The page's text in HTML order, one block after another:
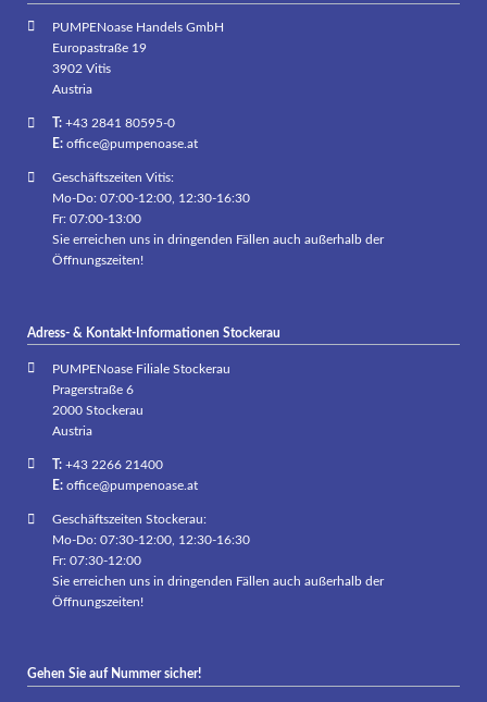
PUMPENoase Handels GmbH
Europastraße 19
3902 Vitis
Austria
T:+43 2841 80595-0
E: office@pumpenoase.at
Geschäftszeiten Vitis:
Mo-Do: 07:00-12:00, 12:30-16:30
Fr: 07:00-13:00
Sie erreichen uns in dringenden Fällen auch außerhalb der
Öffnungszeiten!
Adress- & Kontakt-Informationen Stockerau
PUMPENoase Filiale Stockerau
Pragerstraße 6
2000 Stockerau
Austria
T:+43 2266 21400
E: office@pumpenoase.at
Geschäftszeiten Stockerau:
Mo-Do: 07:30-12:00, 12:30-16:30
Fr: 07:30-12:00
Sie erreichen uns in dringenden Fällen auch außerhalb der
Öffnungszeiten!
Gehen Sie auf Nummer sicher!